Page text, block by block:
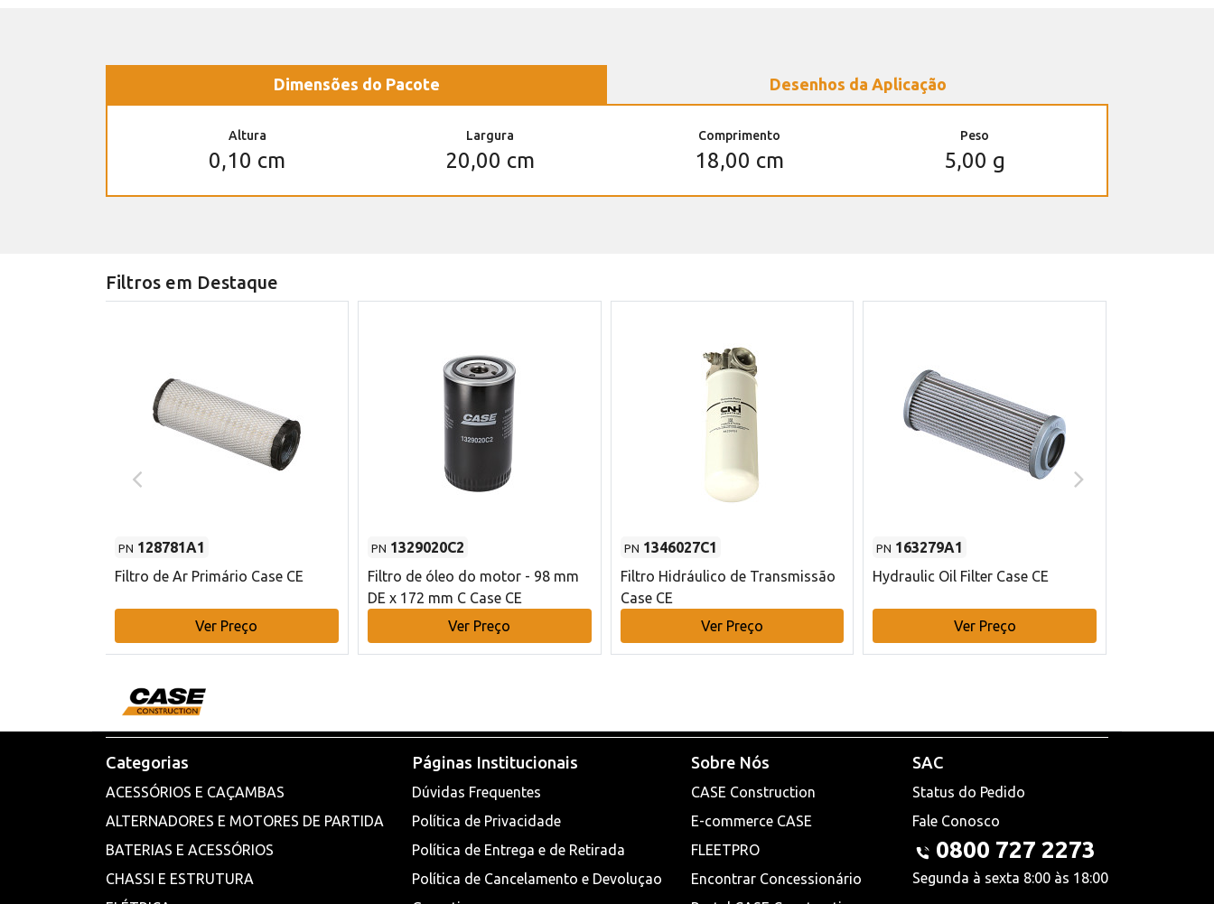
Dimensões do Pacote Desenhos da Aplicação
Altura
0,10 cm
Largura
20,00 cm
Comprimento
18,00 cm
Peso
5,00 g
Filtros em Destaque
PN 128781A1
Filtro de Ar Primário Case CE
Ver Preço
PN 1329020C2
Filtro de óleo do motor - 98 mm
DE x 172 mm C Case CE
Ver Preço
PN 1346027C1
Filtro Hidráulico de Transmissão
Case CE
Ver Preço
PN 163279A1
Hydraulic Oil Filter Case CE
Ver Preço
Categorias
ACESSÓRIOS E CAÇAMBAS
ALTERNADORES E MOTORES DE PARTIDA
BATERIAS E ACESSÓRIOS
CHASSI E ESTRUTURA
Páginas Institucionais
Dúvidas Frequentes
Política de Privacidade
Política de Entrega e de Retirada
Política de Cancelamento e Devoluçao
Sobre Nós
CASE Construction
E-commerce CASE
FLEETPRO
Encontrar Concessionário
SAC
Status do Pedido
Fale Conosco
0800 727 2273
Segunda à sexta 8:00 às 18:00